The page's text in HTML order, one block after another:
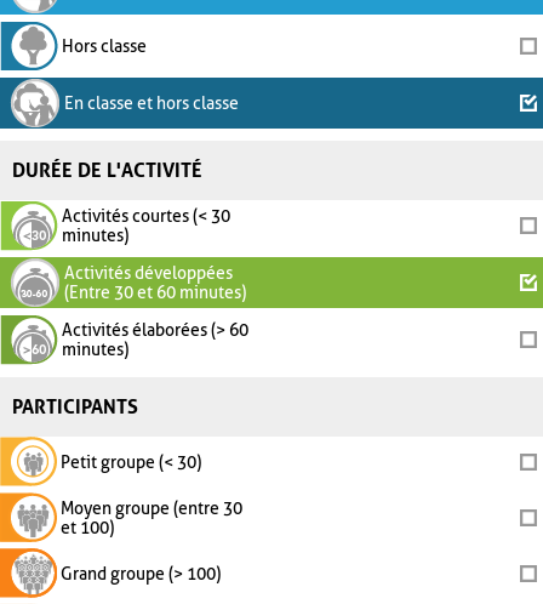
Hors classe
En classe et hors classe
DURÉE DE L'ACTIVITÉ
Activités courtes (< 30
minutes)
Activités développées
(Entre 30 et 60 minutes)
Activités élaborées (> 60
minutes)
PARTICIPANTS
Petit groupe (< 30)
Moyen groupe (entre 30
et 100)
Grand groupe (> 100)